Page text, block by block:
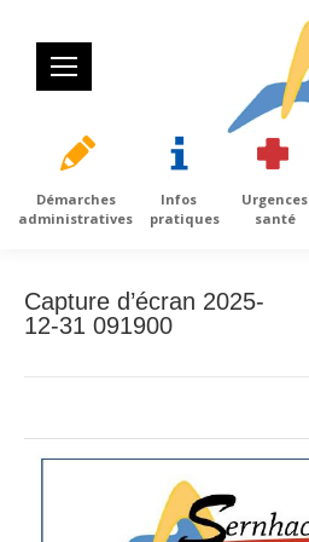
Démarches
administratives
Infos
pratiques
Urgences
santé
Capture d’écran 2025-
12-31 091900